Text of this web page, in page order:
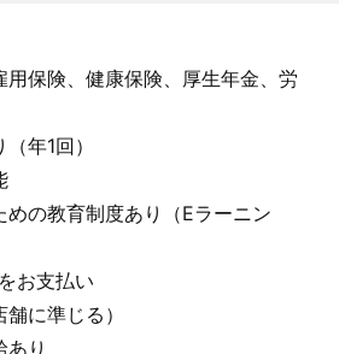
用保険、健康保険、厚生年金、労
年1回）
めの教育制度あり（Eラーニン
お支払い
に準じる）
あり